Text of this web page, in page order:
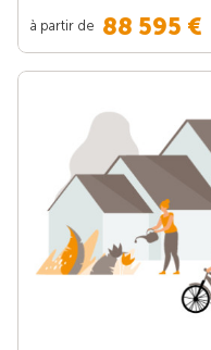
à partir de 88 595 €